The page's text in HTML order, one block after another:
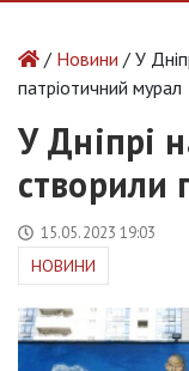
/ Новини / У
патріотичний мурал
У Дніпрі
створили
15.05.2023 19:03
НОВИНИ